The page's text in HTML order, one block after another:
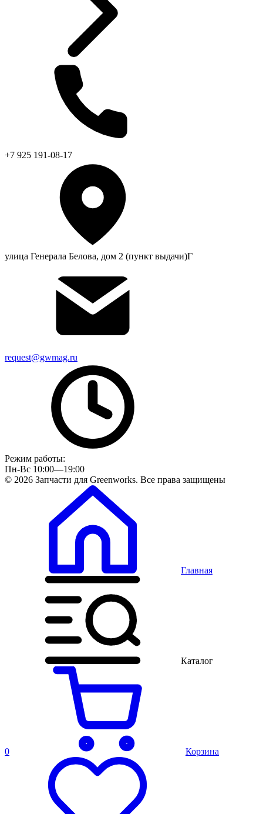
+7 925 191-08-17
улица Генерала Белова, дом 2 (пункт выдачи)Г
request@gwmag.ru
Режим работы:
Пн-Вс 10:00—19:00
© 2026 Запчасти для Greenworks. Все права защищены
Главная
Каталог
0 Корзина